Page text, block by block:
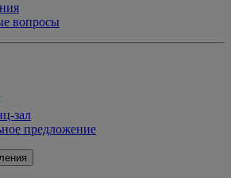
вопросы
зал
предложение